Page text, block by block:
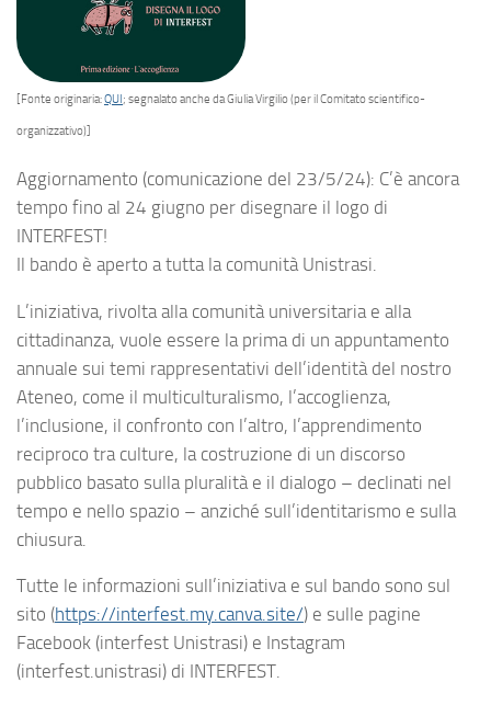
[Fonte originaria:QUI ; segnalato anche da Giulia Virgilio (per il Comitato scientifico-
organizzativo)]
Aggiornamento (comunicazione del 23/5/24): C’è ancora
tempo fino al 24 giugno per disegnare il logo di
INTERFEST!
Il bando è aperto a tutta la comunità Unistrasi.
L’iniziativa, rivolta alla comunità universitaria e alla
cittadinanza, vuole essere la prima di un appuntamento
annuale sui temi rappresentativi dell’identità del nostro
Ateneo, come il multiculturalismo, l’accoglienza,
l’inclusione, il confronto con l’altro, l’apprendimento
reciproco tra culture, la costruzione di un discorso
pubblico basato sulla pluralità e il dialogo – declinati nel
tempo e nello spazio – anziché sull’identitarismo e sulla
chiusura.
Tutte le informazioni sull’iniziativa e sul bando sono sul
sito (https://interfest.my.canva.site/) e sulle pagine
Facebook (interfest Unistrasi) e Instagram
(interfest.unistrasi) di INTERFEST.